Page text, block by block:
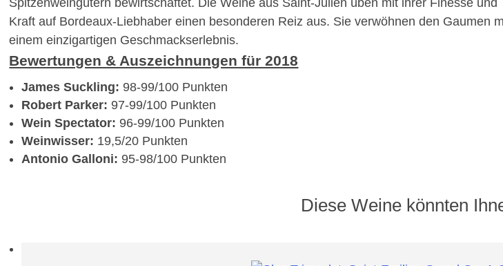
Kraft auf Bordeaux-Liebhaber einen besonderen Reiz aus. Sie verwöhnen den Gaumen
einem einzigartigen Geschmackserlebnis.
Bewertungen & Auszeichnungen für 2018
James Suckling: 98-99/100 Punkten
Robert Parker: 97-99/100 Punkten
Wein Spectator: 96-99/100 Punkten
Weinwisser: 19,5/20 Punkten
Antonio Galloni: 95-98/100 Punkten
Diese Weine könnten